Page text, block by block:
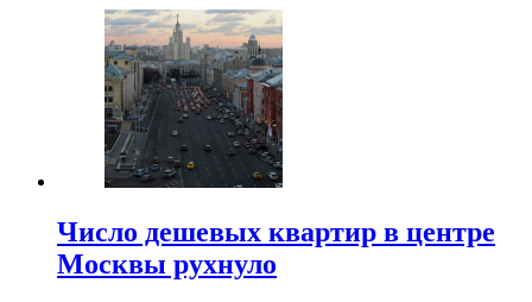
Число дешевых квартир в центре
Москвы рухнуло